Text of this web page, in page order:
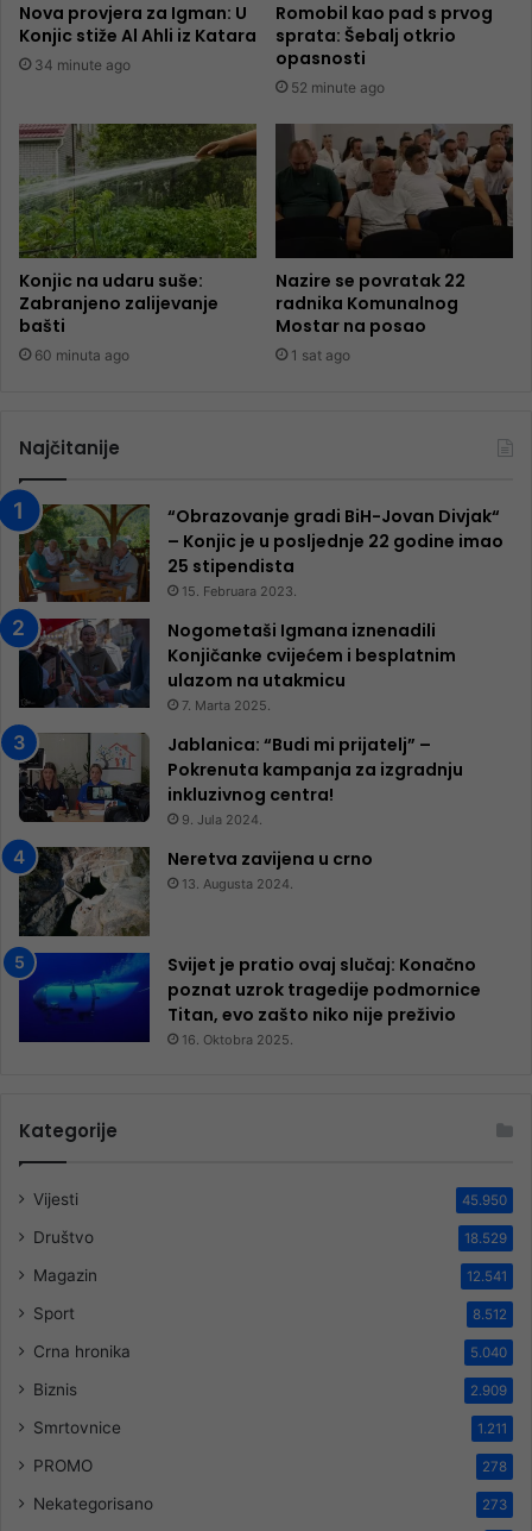
Nova provjera za Igman: U
Konjic stiže Al Ahli iz Katara
34 minute ago
Romobil kao pad s prvog
sprata: Šebalj otkrio
opasnosti
52 minute ago
Konjic na udaru suše:
Zabranjeno zalijevanje
bašti
60 minuta ago
Nazire se povratak 22
radnika Komunalnog
Mostar na posao
1 sat ago
Najčitanije
“Obrazovanje gradi BiH-Jovan Divjak“
– Konjic je u posljednje 22 godine imao
25 ​​stipendista
15. Februara 2023.
Nogometaši Igmana iznenadili
Konjičanke cvijećem i besplatnim
ulazom na utakmicu
7. Marta 2025.
Jablanica: “Budi mi prijatelj” –
Pokrenuta kampanja za izgradnju
inkluzivnog centra!
9. Jula 2024.
Neretva zavijena u crno
13. Augusta 2024.
Svijet je pratio ovaj slučaj: Konačno
poznat uzrok tragedije podmornice
Titan, evo zašto niko nije preživio
16. Oktobra 2025.
Kategorije
Vijesti 45.950
Društvo 18.529
Magazin 12.541
Sport 8.512
Crna hronika 5.040
Biznis 2.909
Smrtovnice 1.211
PROMO 278
Nekategorisano 273